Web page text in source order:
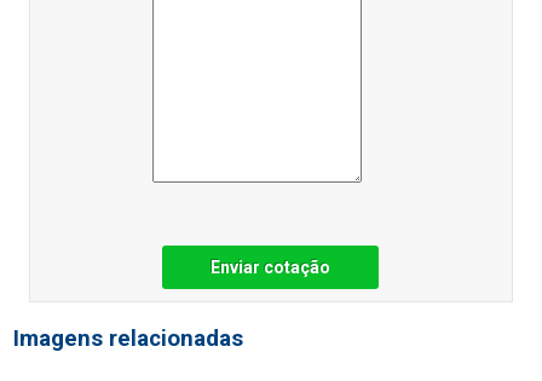
Enviar cotação
Imagens relacionadas